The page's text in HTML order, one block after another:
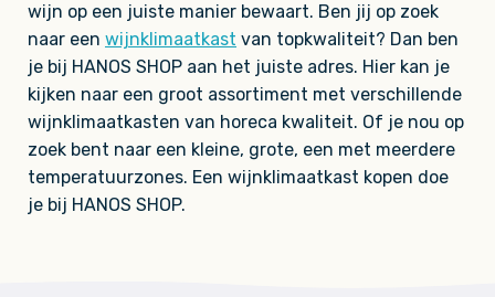
wijn op een juiste manier bewaart. Ben jij op zoek
naar een wijnklimaatkast van topkwaliteit? Dan ben
je bij HANOS SHOP aan het juiste adres. Hier kan je
kijken naar een groot assortiment met verschillende
wijnklimaatkasten van horeca kwaliteit. Of je nou op
zoek bent naar een kleine, grote, een met meerdere
temperatuurzones. Een wijnklimaatkast kopen doe
je bij HANOS SHOP.